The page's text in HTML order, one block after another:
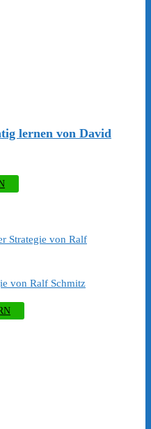
lernen von David
von Ralf Schmitz